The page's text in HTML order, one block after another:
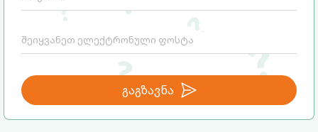
გაგზავნა